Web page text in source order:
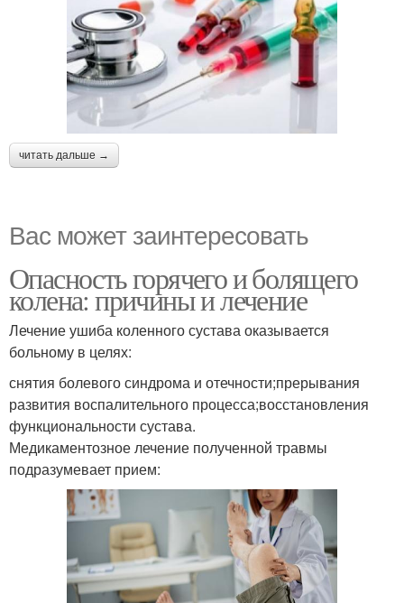
читать дальше →
Вас может заинтересовать
Опасность горячего и болящего
колена: причины и лечение
Лечение ушиба коленного сустава оказывается
больному в целях:
снятия болевого синдрома и отечности;прерывания
развития воспалительного процесса;восстановления
функциональности сустава.
Медикаментозное лечение полученной травмы
подразумевает прием: